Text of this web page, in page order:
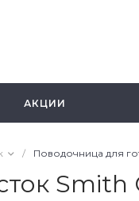
АКЦИИ
/ Поводочница для
Smith